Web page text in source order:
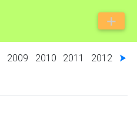
2009 2010 2011 2012 ⮞